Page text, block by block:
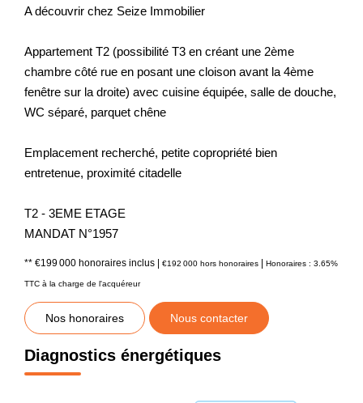
A découvrir chez Seize Immobilier
Appartement T2 (possibilité T3 en créant une 2ème
chambre côté rue en posant une cloison avant la 4ème
fenêtre sur la droite) avec cuisine équipée, salle de douche,
WC séparé, parquet chêne
Emplacement recherché, petite copropriété bien
entretenue, proximité citadelle
T2 - 3EME ETAGE
MANDAT N°1957
** €199 000 honoraires inclus | €192 000 hors honoraires | Honoraires : 3.65%
TTC à la charge de l'acquéreur
Nos honoraires Nous contacter
Diagnostics énergétiques